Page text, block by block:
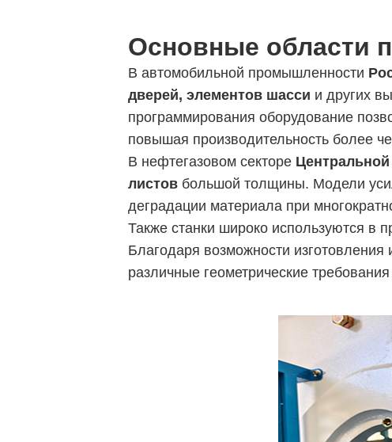
Основные области
В автомобильной промышленности
дверей, элементов шасси и других
программирования оборудование
повышая производительность более
В нефтегазовом секторе
листов большой толщины. Модели
деградации материала при
Также станки широко используются в
Благодаря возможности
различные геометрические